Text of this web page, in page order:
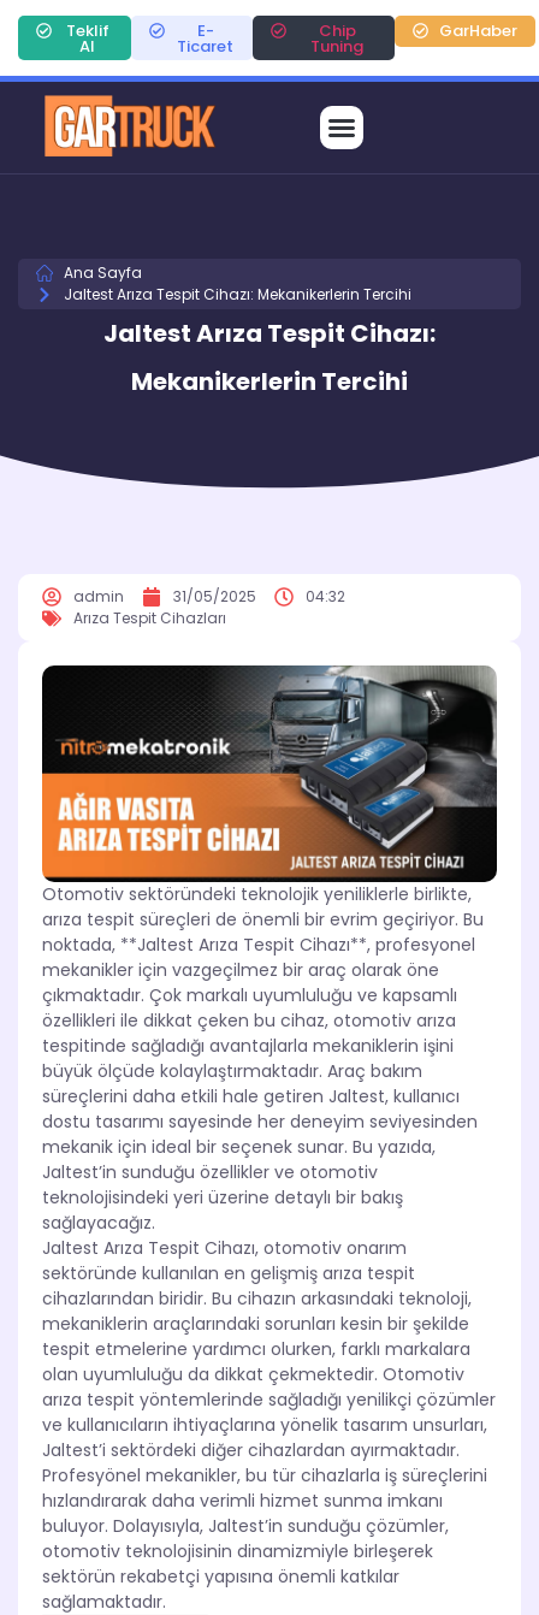
Teklif
Al
E-
Ticaret
Chip
Tuning
GarHaber
Ana Sayfa
Jaltest Arıza Tespit Cihazı: Mekanikerlerin Tercihi
Jaltest Arıza Tespit Cihazı:
Mekanikerlerin Tercihi
admin 31/05/2025
04:32
Arıza Tespit Cihazları
Otomotiv sektöründeki teknolojik yeniliklerle birlikte,
arıza tespit süreçleri de önemli bir evrim geçiriyor. Bu
noktada, **Jaltest Arıza Tespit Cihazı**, profesyonel
mekanikler için vazgeçilmez bir araç olarak öne
çıkmaktadır. Çok markalı uyumluluğu ve kapsamlı
özellikleri ile dikkat çeken bu cihaz, otomotiv arıza
tespitinde sağladığı avantajlarla mekaniklerin işini
büyük ölçüde kolaylaştırmaktadır. Araç bakım
süreçlerini daha etkili hale getiren Jaltest, kullanıcı
dostu tasarımı sayesinde her deneyim seviyesinden
mekanik için ideal bir seçenek sunar. Bu yazıda,
Jaltest’in sunduğu özellikler ve otomotiv
teknolojisindeki yeri üzerine detaylı bir bakış
sağlayacağız.
Jaltest Arıza Tespit Cihazı, otomotiv onarım
sektöründe kullanılan en gelişmiş arıza tespit
cihazlarından biridir. Bu cihazın arkasındaki teknoloji,
mekaniklerin araçlarındaki sorunları kesin bir şekilde
tespit etmelerine yardımcı olurken, farklı markalara
olan uyumluluğu da dikkat çekmektedir. Otomotiv
arıza tespit yöntemlerinde sağladığı yenilikçi çözümler
ve kullanıcıların ihtiyaçlarına yönelik tasarım unsurları,
Jaltest’i sektördeki diğer cihazlardan ayırmaktadır.
Profesyönel mekanikler, bu tür cihazlarla iş süreçlerini
hızlandırarak daha verimli hizmet sunma imkanı
buluyor. Dolayısıyla, Jaltest’in sunduğu çözümler,
otomotiv teknolojisinin dinamizmiyle birleşerek
sektörün rekabetçi yapısına önemli katkılar
sağlamaktadır.